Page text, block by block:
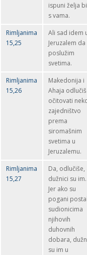
ispuni želja
s vama.
Rimljanima
15,25
Ali sad idem
Jeruzalem da
poslužim
svetima.
Rimljanima
15,26
Makedonija i
Ahaja
očitovati
zajedništvo
prema
siromašnim
svetima u
Jeruzalemu.
Rimljanima
15,27
Da, odlučiše,
dužnici su im.
Jer ako su
pogani
sudionicima
njihovih
duhovnih
dobara,
su im u